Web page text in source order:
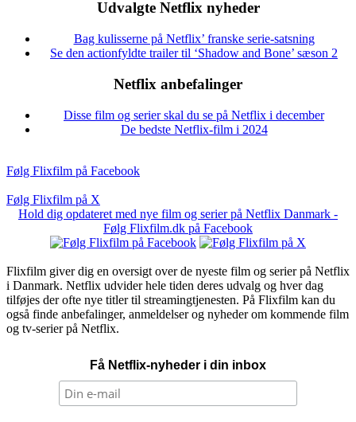
Udvalgte Netflix nyheder
Bag kulisserne på Netflix’ franske serie-satsning
Se den actionfyldte trailer til ‘Shadow and Bone’ sæson 2
Netflix anbefalinger
Disse film og serier skal du se på Netflix i december
De bedste Netflix-film i 2024
Følg Flixfilm på Facebook
Følg Flixfilm på X
Hold dig opdateret med nye film og serier på Netflix Danmark -
Følg Flixfilm.dk på Facebook
Flixfilm giver dig en oversigt over de nyeste film og serier på Netflix
i Danmark. Netflix udvider hele tiden deres udvalg og hver dag
tilføjes der ofte nye titler til streamingtjenesten. På Flixfilm kan du
også finde anbefalinger, anmeldelser og nyheder om kommende film
og tv-serier på Netflix.
Få Netflix-nyheder i din inbox